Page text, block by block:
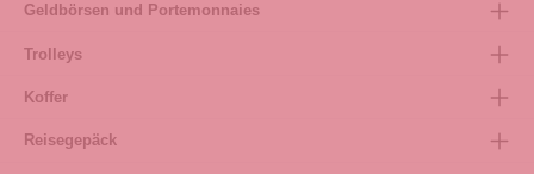
Geldbörsen und Portemonnaies
Trolleys
Koffer
Reisegepäck